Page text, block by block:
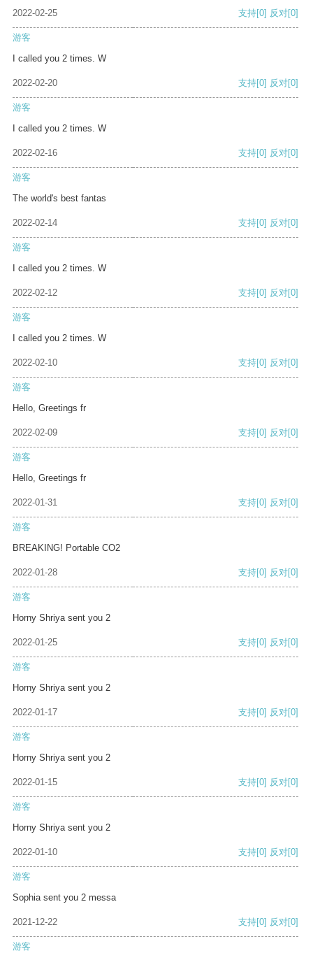
2022-02-25 支持[0] 反对[0]
游客
I called you 2 times. W
2022-02-20 支持[0] 反对[0]
游客
I called you 2 times. W
2022-02-16 支持[0] 反对[0]
游客
The world's best fantas
2022-02-14 支持[0] 反对[0]
游客
I called you 2 times. W
2022-02-12 支持[0] 反对[0]
游客
I called you 2 times. W
2022-02-10 支持[0] 反对[0]
游客
Hello, Greetings fr
2022-02-09 支持[0] 反对[0]
游客
Hello, Greetings fr
2022-01-31 支持[0] 反对[0]
游客
BREAKING! Portable CO2
2022-01-28 支持[0] 反对[0]
游客
Horny Shriya sent you 2
2022-01-25 支持[0] 反对[0]
游客
Horny Shriya sent you 2
2022-01-17 支持[0] 反对[0]
游客
Horny Shriya sent you 2
2022-01-15 支持[0] 反对[0]
游客
Horny Shriya sent you 2
2022-01-10 支持[0] 反对[0]
游客
Sophia sent you 2 messa
2021-12-22 支持[0] 反对[0]
游客